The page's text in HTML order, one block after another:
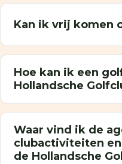
Kan ik vrij komen
Hoe kan ik een
Hollandsche
Waar vind ik de
clubactiviteiten
de Hollandsche